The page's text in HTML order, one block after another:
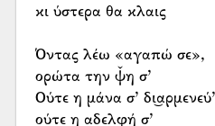
κι ύστερα θα κλαις
Όντας λέω «αγαπώ σε»,
ορώτα την ψ̌η σ’
Ούτε η μάνα σ’
ούτε η αδελφή σ’